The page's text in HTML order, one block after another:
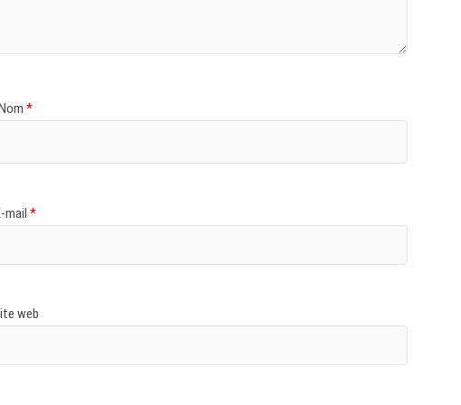
*
mail *
web